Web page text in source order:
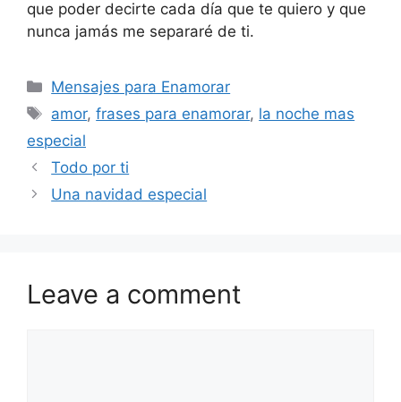
que poder decirte cada día que te quiero y que
nunca jamás me separaré de ti.
Categories
Mensajes para Enamorar
Tags
amor,frases para enamorar, la noche mas
especial
Todo por ti
Una navidad especial
Leave a comment